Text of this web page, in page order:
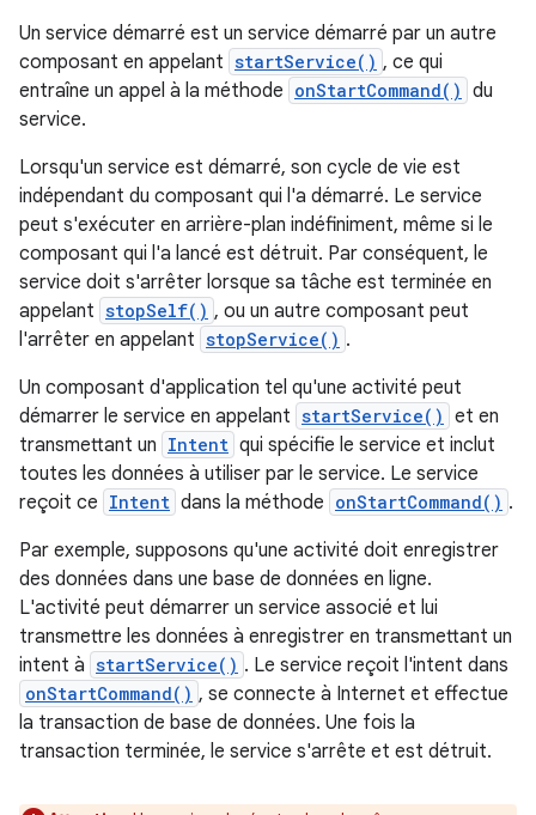
Un service démarré est un service démarré par un autre
composant en appelant startService() , ce qui
entraîne un appel à la méthode onStartCommand() du
service.
Lorsqu'un service est démarré, son cycle de vie est
indépendant du composant qui l'a démarré. Le service
peut s'exécuter en arrière-plan indéfiniment, même si le
composant qui l'a lancé est détruit. Par conséquent, le
service doit s'arrêter lorsque sa tâche est terminée en
appelant stopSelf() , ou un autre composant peut
l'arrêter en appelant stopService() .
Un composant d'application tel qu'une activité peut
démarrer le service en appelant startService() et en
transmettant un Intent qui spécifie le service et inclut
toutes les données à utiliser par le service. Le service
reçoit ce Intent dans la méthode onStartCommand() .
Par exemple, supposons qu'une activité doit enregistrer
des données dans une base de données en ligne.
L'activité peut démarrer un service associé et lui
transmettre les données à enregistrer en transmettant un
intent à startService() . Le service reçoit l'intent dans
onStartCommand() , se connecte à Internet et effectue
la transaction de base de données. Une fois la
transaction terminée, le service s'arrête et est détruit.